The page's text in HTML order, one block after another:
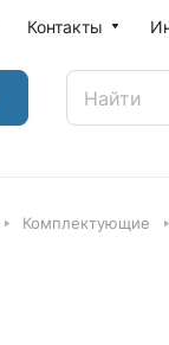
Контакты
Комплектующие